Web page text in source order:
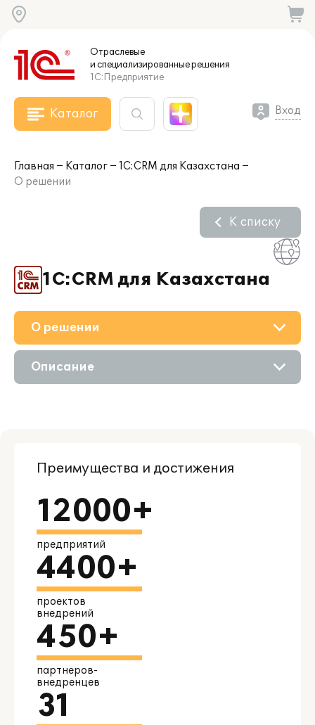
Отраслевые
и специализированныерешения
1С:Предприятие
Каталог Вход
Главная Каталог
1С:CRM для Казахстана
О решении
1С:CRM для Казахстана
К списку
О решении
Приобретение
Описание
Преимущества и достижения
12000+
предприятий
4400+
проектов
внедрений
450+
партнеров-
внедренцев
31